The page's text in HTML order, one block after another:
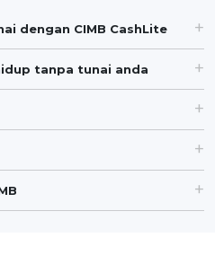
dengan CIMB CashLite
tanpa tunai anda